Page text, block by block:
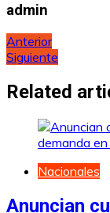
admin
Navegación
de
entradas
Anterior
Siguiente
Related
Nacionales
Anuncian